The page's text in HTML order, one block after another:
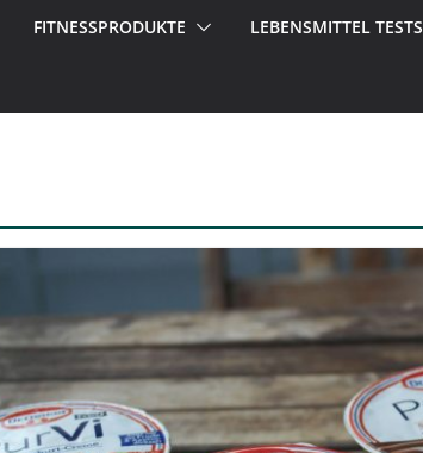
FITNESSPRODUKTE LEBENSMITTEL TESTS